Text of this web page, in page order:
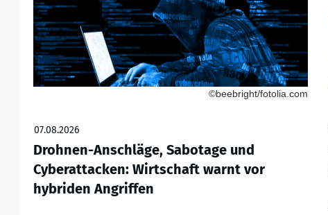
©beebright/fotolia.com
07.08.2026
Drohnen-Anschläge, Sabotage und
Cyberattacken: Wirtschaft warnt vor
hybriden Angriffen